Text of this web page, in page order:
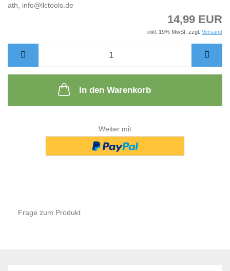
ath, info@llctools.de
14,99 EUR
inkl. 19% MwSt. zzgl. Versand
In den Warenkorb
Weiter mit
Frage zum Produkt